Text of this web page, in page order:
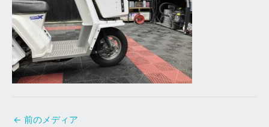
← 前のメディア